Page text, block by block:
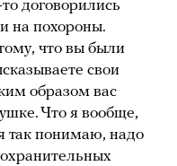
договорились
на похороны.
что вы были
свои
образом вас
Что я вообще,
так понимаю, надо